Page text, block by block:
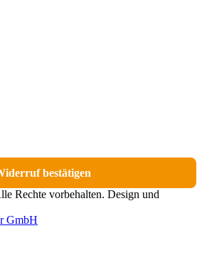
bestätigen
Rechte vorbehalten. Design und
GmbH